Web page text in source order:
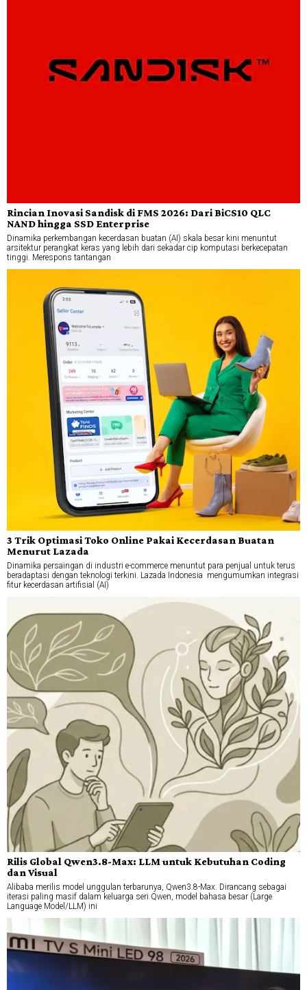
Rincian Inovasi Sandisk di FMS 2026: Dari BiCS10 QLC
NAND hingga SSD Enterprise
Dinamika perkembangan kecerdasan buatan (AI) skala besar kini menuntut
arsitektur perangkat keras yang lebih dari sekadar cip komputasi berkecepatan
tinggi. Merespons tantangan
3 Trik Optimasi Toko Online Pakai Kecerdasan Buatan
Menurut Lazada
Dinamika persaingan di industri e-commerce menuntut para penjual untuk terus
beradaptasi dengan teknologi terkini. Lazada Indonesia mengumumkan integrasi
fitur kecerdasan artifisial (AI)
Rilis Global Qwen3.8-Max: LLM untuk Kebutuhan Coding
dan Visual
Alibaba merilis model unggulan terbarunya, Qwen3.8-Max. Dirancang sebagai
iterasi paling masif dalam keluarga seri Qwen, model bahasa besar (Large
Language Model/LLM) ini